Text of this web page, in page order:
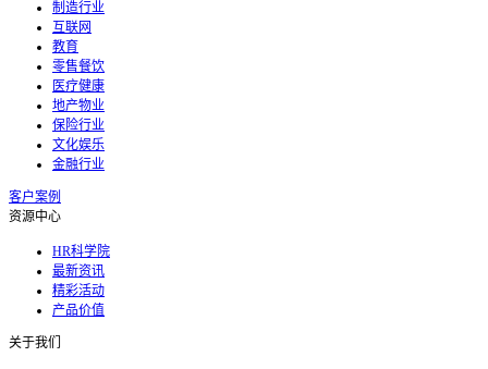
制造行业
互联网
教育
零售餐饮
医疗健康
地产物业
保险行业
文化娱乐
金融行业
客户案例
资源中心
HR科学院
最新资讯
精彩活动
产品价值
关于我们